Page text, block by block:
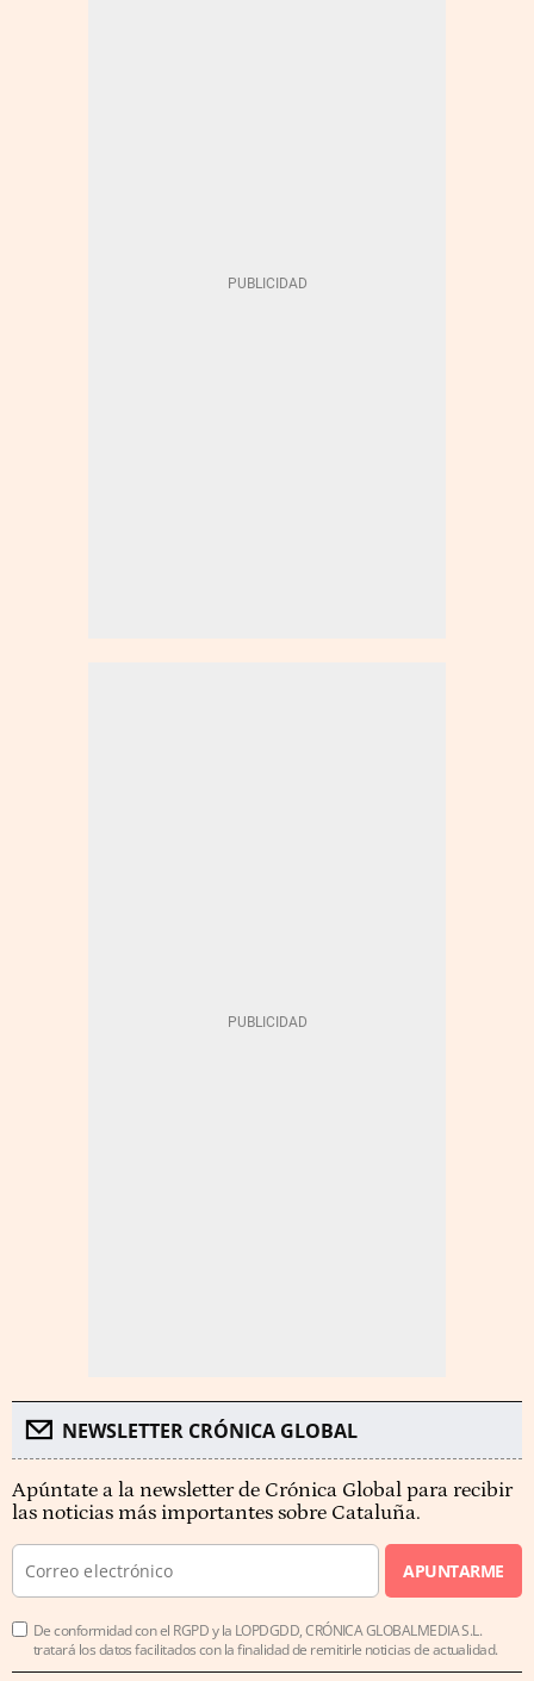
NEWSLETTER CRÓNICA GLOBAL
Apúntate a la newsletter de Crónica Global para recibir
las noticias más importantes sobre Cataluña.
APUNTARME
De conformidad con el RGPD y la LOPDGDD, CRÓNICA GLOBALMEDIA S.L.
tratará los datos facilitados con la finalidad de remitirle noticias de actualidad.